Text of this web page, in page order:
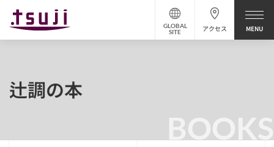
アクセス
GLOBAL
SITE
BOOKS
辻調の本